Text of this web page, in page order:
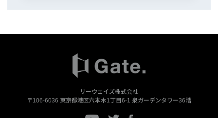
リーウェイズ株式会社
〒106-6036 東京都港区六本木1丁目6-1 泉ガーデンタワー36階